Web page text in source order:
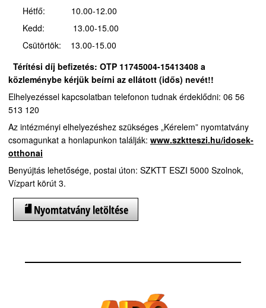
Hétfő: 10.00-12.00
Kedd: 13.00-15.00
Csütörtök: 13.00-15.00
Térítési díj befizetés: OTP 11745004-15413408 a
közleménybe kérjük beírni az ellátott (idős) nevét!!
Elhelyezéssel kapcsolatban telefonon tudnak érdeklődni: 06 56
513 120
Az intézményi elhelyezéshez szükséges „Kérelem” nyomtatvány
csomagunkat a honlapunkon találják: www.szktteszi.hu/idosek-
otthonai
Benyújtás lehetősége, postai úton: SZKTT ESZI 5000 Szolnok,
Vízpart körút 3.
Nyomtatvány letöltése